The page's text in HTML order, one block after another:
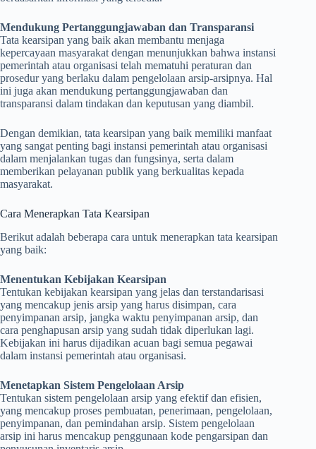
Mendukung Pertanggungjawaban dan Transparansi
Tata kearsipan yang baik akan membantu menjaga
kepercayaan masyarakat dengan menunjukkan bahwa instansi
pemerintah atau organisasi telah mematuhi peraturan dan
prosedur yang berlaku dalam pengelolaan arsip-arsipnya. Hal
ini juga akan mendukung pertanggungjawaban dan
transparansi dalam tindakan dan keputusan yang diambil.
Dengan demikian, tata kearsipan yang baik memiliki manfaat
yang sangat penting bagi instansi pemerintah atau organisasi
dalam menjalankan tugas dan fungsinya, serta dalam
memberikan pelayanan publik yang berkualitas kepada
masyarakat.
Cara Menerapkan Tata Kearsipan
Berikut adalah beberapa cara untuk menerapkan tata kearsipan
yang baik:
Menentukan Kebijakan Kearsipan
Tentukan kebijakan kearsipan yang jelas dan terstandarisasi
yang mencakup jenis arsip yang harus disimpan, cara
penyimpanan arsip, jangka waktu penyimpanan arsip, dan
cara penghapusan arsip yang sudah tidak diperlukan lagi.
Kebijakan ini harus dijadikan acuan bagi semua pegawai
dalam instansi pemerintah atau organisasi.
Menetapkan Sistem Pengelolaan Arsip
Tentukan sistem pengelolaan arsip yang efektif dan efisien,
yang mencakup proses pembuatan, penerimaan, pengelolaan,
penyimpanan, dan pemindahan arsip. Sistem pengelolaan
arsip ini harus mencakup penggunaan kode pengarsipan dan